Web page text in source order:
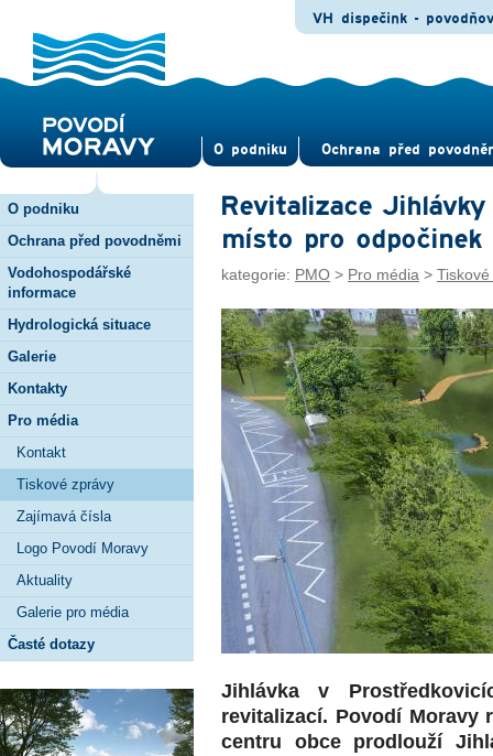
O pod­niku Ochrana před
VH dispečink -
O podniku
Ochrana před povodněmi
Vodohospodářské
informace
Hydrologická situace
Galerie
Kontakty
Pro média
Kontakt
Tiskové zprávy
Zajímavá čísla
Logo Povodí Moravy
Aktuality
Galerie pro média
Časté dotazy
Revitalizace
místo pro odpočinek
kategorie: PMO > Pro média >
Jihlávka v
revitalizací. Povodí Moravy
centru obce prodlouží